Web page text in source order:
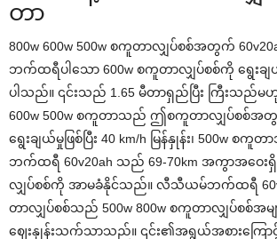
တာ
800w 600w 500w စကူတာလျှပ်စစ်အတွက်
ဘက်ထရီပါသော 600w စကူတာလျှပ်စစ်ကို ရွေးခ
ပါသည်။ ၎င်းသည် 1.65 မီတာရှည်ပြီး ကြီးသည်မ
600w 500w စကူတာသည် ဤစကူတာလျှပ်စစ်အ
ရွေးချယ်မှုဖြစ်ပြီး 40 km/h မြန်နှုန်း၊ 500w
ဘက်ထရီ 60v20ah သည် 69-70km အကွာအဝေး
လျှပ်စစ်ကို အာမခံနိုင်သည်။ လီသီယမ်ဘက်ထရီ
တာလျှပ်စစ်သည် 500w 800w စကူတာလျှပ်စစ်အမျ
ဈေးနှုန်းသက်သာသည်။ ၎င်း၏အရွယ်အစားကြောင့်